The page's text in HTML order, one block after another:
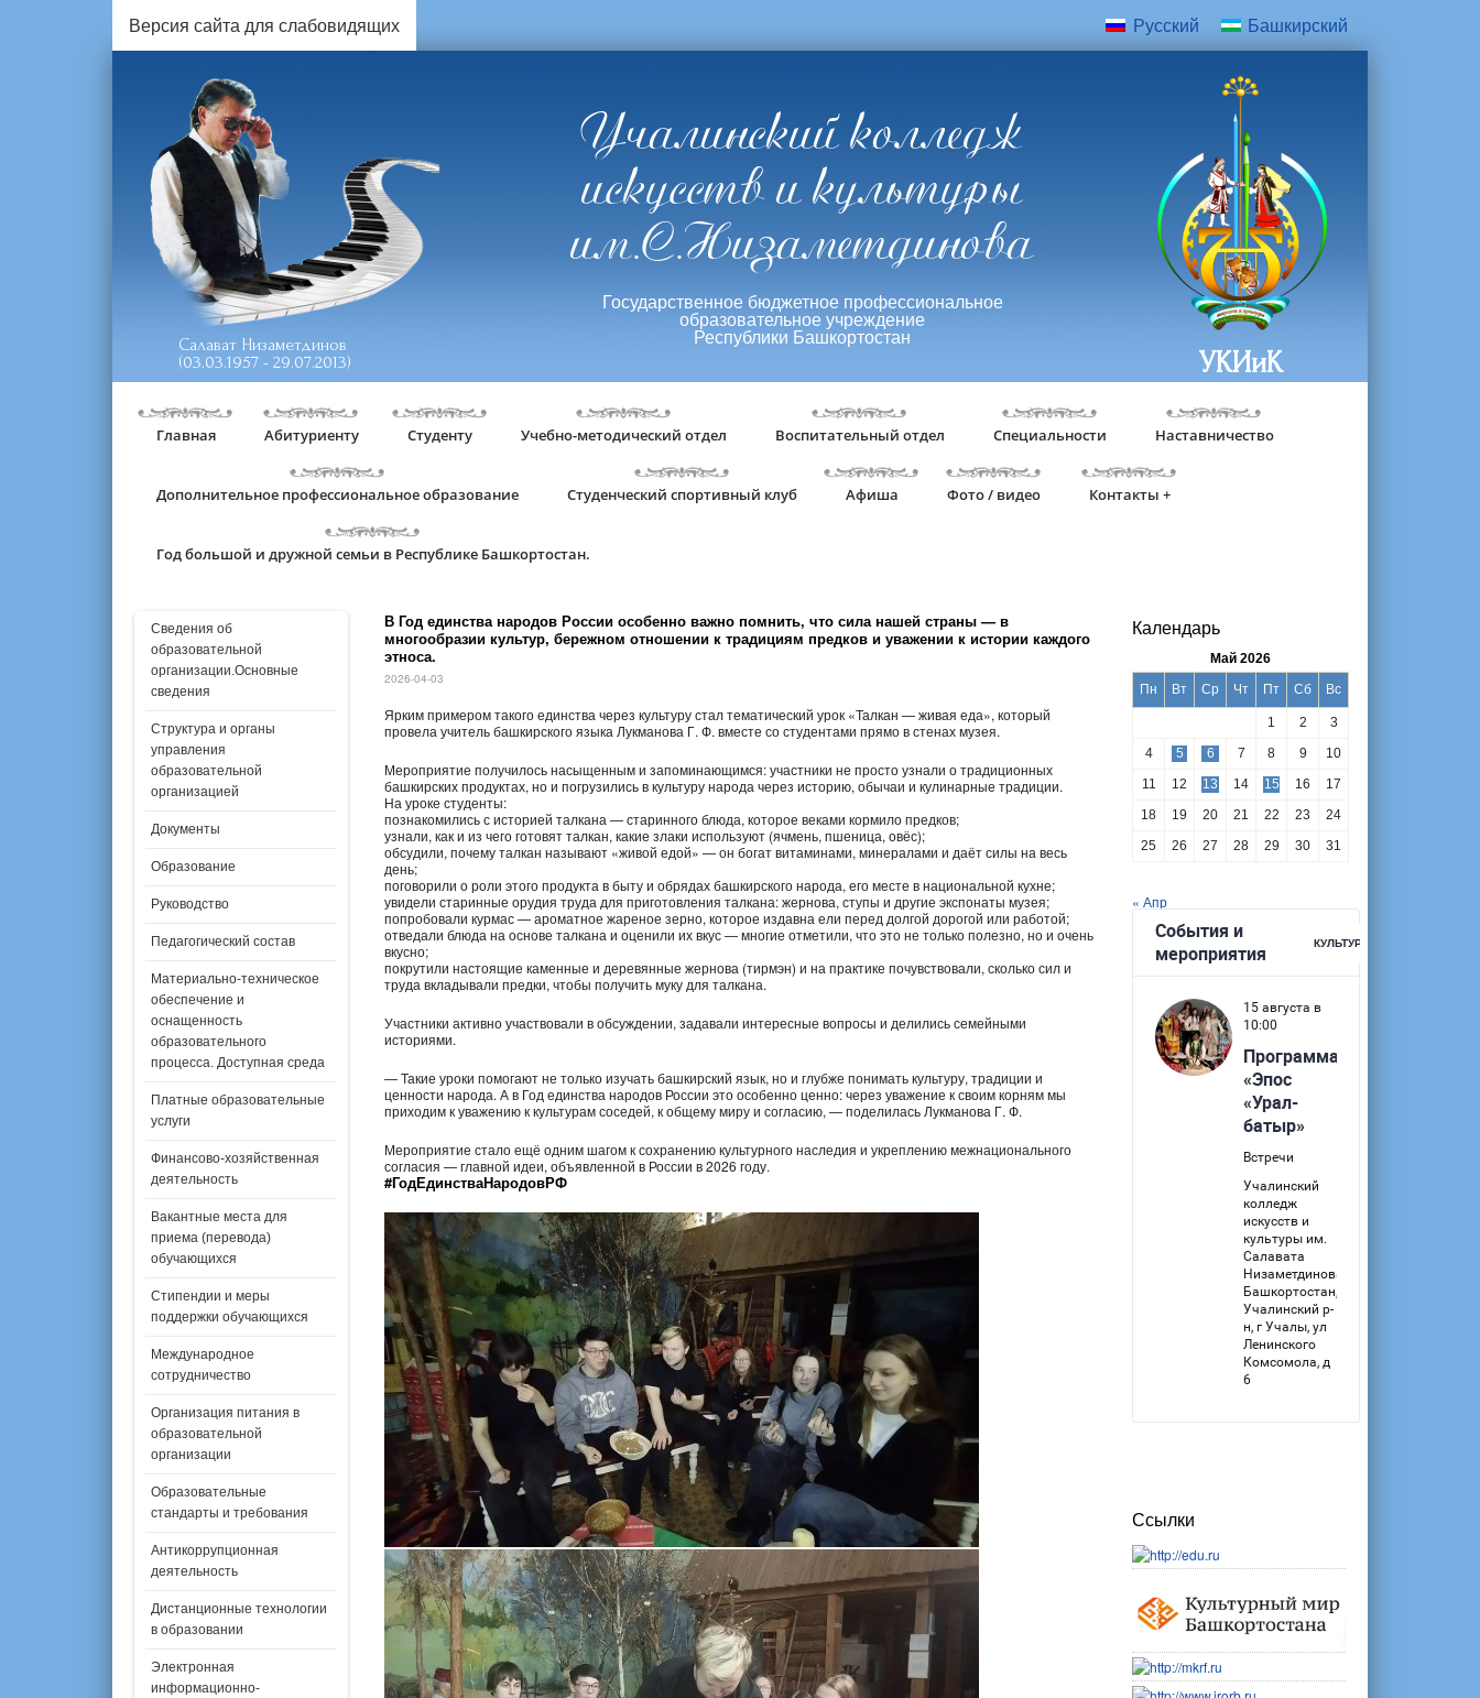
Версия сайта для слабовидящих Русский Башкирский
Салават Низаметдинов
(03.03.1957 - 29.07.2013)
Учалинский колледж
искусств и культуры
им.С.Низаметдинова
Государственное бюджетное профессиональное
образовательное учреждение
Республики Башкортостан
УКИиК
Главная Абитуриенту Студенту Учебно-методический отдел Воспитательный отдел Специальности Наставничество
Дополнительное профессиональное образование Студенческий спортивный клуб Афиша Фото / видео Контакты +
Год большой и дружной семьи в Республике Башкортостан.
Сведения об
образовательной
организации.Основные
сведения
Структура и органы
управления
образовательной
организацией
Документы
Образование
Руководство
Педагогический состав
Материально-техническое
обеспечение и
оснащенность
образовательного
процесса. Доступная среда
Платные образовательные
услуги
Финансово-хозяйственная
деятельность
Вакантные места для
приема (перевода)
обучающихся
Стипендии и меры
поддержки обучающихся
Международное
сотрудничество
Организация питания в
образовательной
организации
Образовательные
стандарты и требования
Антикоррупционная
деятельность
Дистанционные технологии
в образовании
Электронная
информационно-
В Год единства народов России особенно важно помнить, что сила нашей страны — в
многообразии культур, бережном отношении к традициям предков и уважении к истории каждого
этноса.
2026-04-03
Ярким примером такого единства через культуру стал тематический урок «Талкан — живая еда», который
провела учитель башкирского языка Лукманова Г. Ф. вместе со студентами прямо в стенах музея.
Мероприятие получилось насыщенным и запоминающимся: участники не просто узнали о традиционных
башкирских продуктах, но и погрузились в культуру народа через историю, обычаи и кулинарные традиции.
На уроке студенты:
познакомились с историей талкана — старинного блюда, которое веками кормило предков;
узнали, как и из чего готовят талкан, какие злаки используют (ячмень, пшеница, овёс);
обсудили, почему талкан называют «живой едой» — он богат витаминами, минералами и даёт силы на весь
день;
поговорили о роли этого продукта в быту и обрядах башкирского народа, его месте в национальной кухне;
увидели старинные орудия труда для приготовления талкана: жернова, ступы и другие экспонаты музея;
попробовали курмас — ароматное жареное зерно, которое издавна ели перед долгой дорогой или работой;
отведали блюда на основе талкана и оценили их вкус — многие отметили, что это не только полезно, но и очень
вкусно;
покрутили настоящие каменные и деревянные жернова (тирмэн) и на практике почувствовали, сколько сил и
труда вкладывали предки, чтобы получить муку для талкана.
Участники активно участвовали в обсуждении, задавали интересные вопросы и делились семейными
историями.
— Такие уроки помогают не только изучать башкирский язык, но и глубже понимать культуру, традиции и
ценности народа. А в Год единства народов России это особенно ценно: через уважение к своим корням мы
приходим к уважению к культурам соседей, к общему миру и согласию, — поделилась Лукманова Г. Ф.
Мероприятие стало ещё одним шагом к сохранению культурного наследия и укреплению межнационального
согласия — главной идеи, объявленной в России в 2026 году.
#ГодЕдинстваНародовРФ
Календарь
Май 2026
Пн
Вт Ср Чт Пт Сб Вс
1 2
3
4
5 6 7 8 9
10
11
12 13 14 15 16
17
18
19 20 21 22 23
24
25
26 27 28 29 30 31
« Апр
Ссылки